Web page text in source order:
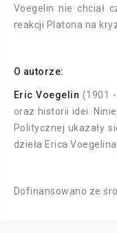
Voegelin nie chciał
reakcji Platona na
O autorze:
Eric Voegelin (1901
oraz historii idei.
Politycznej ukazały
dzieła Erica
Dofinansowano ze